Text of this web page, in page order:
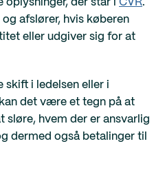
oplysninger, der står i CVR.
afslører, hvis køberen
eller udgiver sig for at
skift i ledelsen eller i
det være et tegn på at
sløre, hvem der er ansvarlig
dermed også betalinger til